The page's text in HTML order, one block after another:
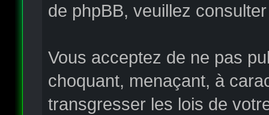
de phpBB, veuillez
Vous acceptez de ne pas
choquant, menaçant, à
transgresser les lois de